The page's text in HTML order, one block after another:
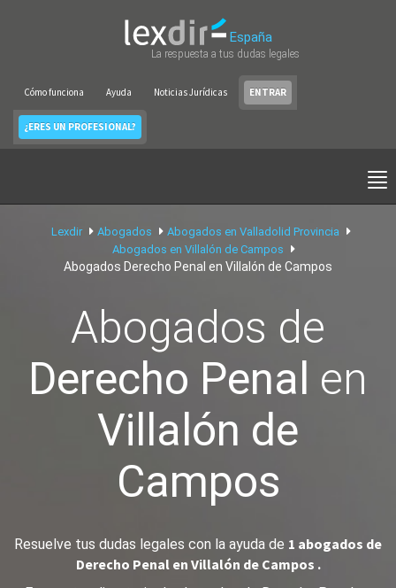
España
La respuesta a tus dudas legales
Cómo funciona Ayuda Noticias Jurídicas ENTRAR
¿ERES UN PROFESIONAL?
Lexdir Abogados
Abogados en Valladolid Provincia
Abogados en Villalón de Campos
Abogados Derecho Penal en Villalón de Campos
Abogados de
Derecho Penal en
Villalón de
Campos
Resuelve tus dudas legales con la ayuda de 1 abogados de
Derecho Penal en Villalón de Campos .